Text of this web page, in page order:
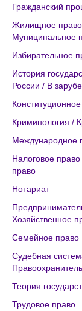
Гражданский
Жилищное
Муниципальное
Избирательное
История
России / В
Криминология /
Международное
Налоговое
право
Нотариат
Хозяйственное
Семейное право
Судебная
Теория
Трудовое право